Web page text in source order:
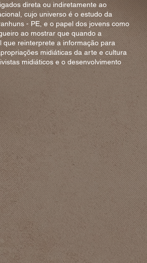
direta ou indiretamente ao
cujo universo é o estudo da
- PE, e o papel dos jovens como
ao mostrar que quando a
que reinterprete a informação para
midiáticas da arte e cultura
midiáticos e o desenvolvimento